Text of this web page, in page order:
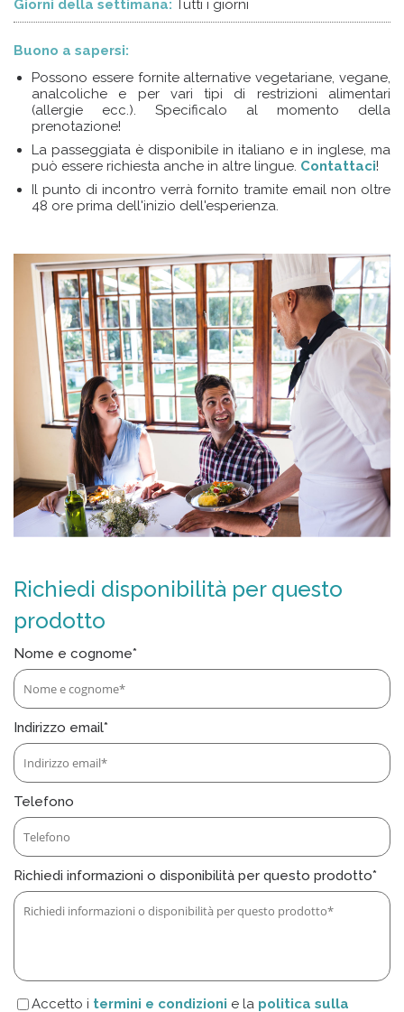
Giorni della settimana: Tutti i giorni
Buono a sapersi:
Possono essere fornite alternative vegetariane, vegane,
analcoliche e per vari tipi di restrizioni alimentari
(allergie ecc.). Specificalo al momento della
prenotazione!
La passeggiata è disponibile in italiano e in inglese, ma
può essere richiesta anche in altre lingue. Contattaci!
Il punto di incontro verrà fornito tramite email non oltre
48 ore prima dell'inizio dell'esperienza.
Richiedi disponibilità per questo
prodotto
Nome e cognome*
Indirizzo email*
Telefono
Richiedi informazioni o disponibilità per questo prodotto*
Accetto i termini e condizioni e la politica sulla